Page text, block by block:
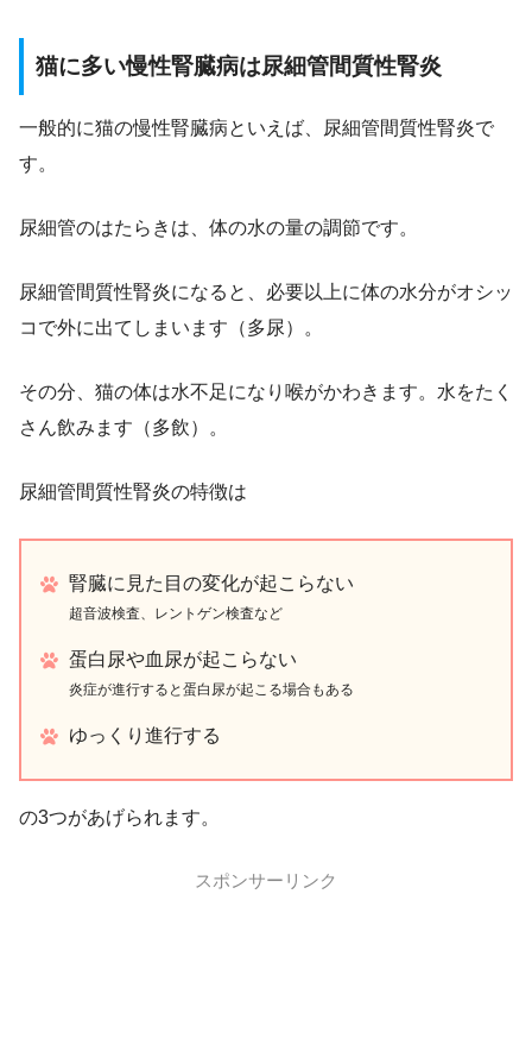
猫に多い慢性腎臓病は尿細管間質性腎炎
一般的に猫の慢性腎臓病といえば、尿細管間質性腎炎で
す。
尿細管のはたらきは、体の水の量の調節です。
尿細管間質性腎炎になると、必要以上に体の水分がオシッ
コで外に出てしまいます（多尿）。
その分、猫の体は水不足になり喉がかわきます。水をたく
さん飲みます（多飲）。
尿細管間質性腎炎の特徴は
腎臓に見た目の変化が起こらない
超音波検査、レントゲン検査など
蛋白尿や血尿が起こらない
炎症が進行すると蛋白尿が起こる場合もある
ゆっくり進行する
の3つがあげられます。
スポンサーリンク